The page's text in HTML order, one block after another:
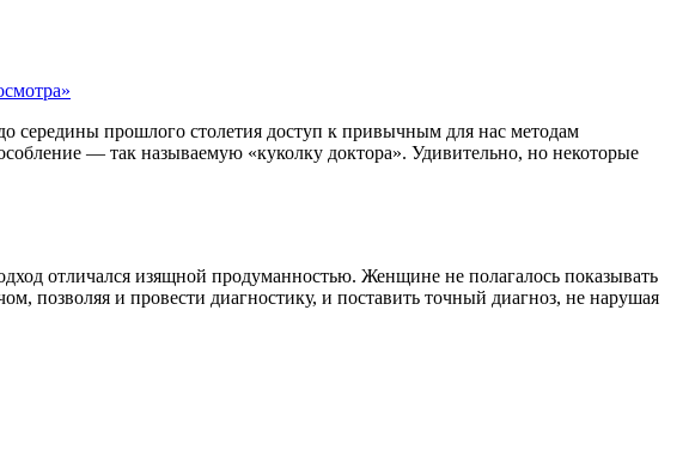
середины прошлого столетия доступ к привычным для нас методам
— так называемую «куколку доктора». Удивительно, но некоторые
отличался изящной продуманностью. Женщине не полагалось показывать
позволяя и провести диагностику, и поставить точный диагноз, не нарушая